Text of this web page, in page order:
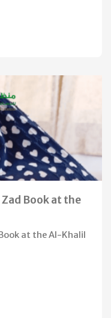
Book at the
at the Al-Khalil